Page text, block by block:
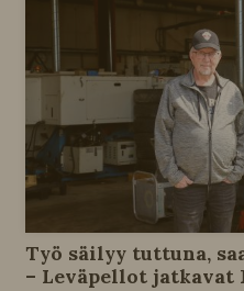
Työ säilyy tuttuna,
– Leväpellot